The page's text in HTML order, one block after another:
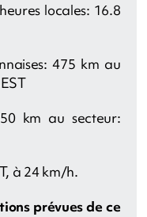
locales: 16.8
475 km au
km au secteur:
à 24 km/h.
prévues de ce